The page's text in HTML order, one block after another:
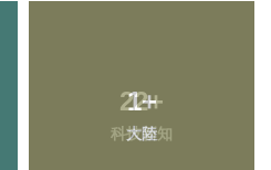
22+
科技新知
1+
大陸